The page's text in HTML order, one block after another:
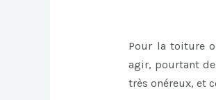
Pour la toiture
agir, pourtant
très onéreux, et